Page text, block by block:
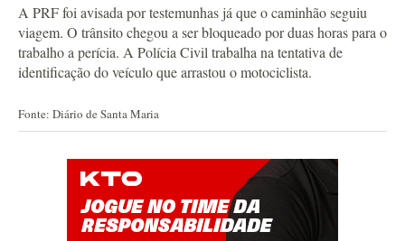
A PRF foi avisada por testemunhas já que o caminhão seguiu
viagem. O trânsito chegou a ser bloqueado por duas horas para o
trabalho a perícia. A Polícia Civil trabalha na tentativa de
identificação do veículo que arrastou o motociclista.
Fonte: Diário de Santa Maria